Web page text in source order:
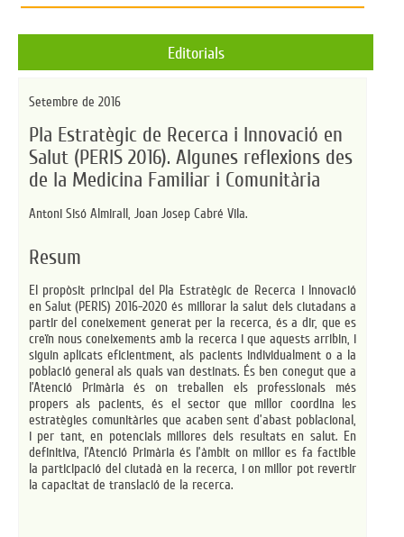
Editorials
Setembre de 2016
Pla Estratègic de Recerca i Innovació en
Salut (PERIS 2016). Algunes reflexions des
de la Medicina Familiar i Comunitària
Antoni Sisó Almirall, Joan Josep Cabré Vila.
Resum
El propòsit principal del Pla Estratègic de Recerca i Innovació
en Salut (PERIS) 2016-2020 és millorar la salut dels ciutadans a
partir del coneixement generat per la recerca, és a dir, que es
creïn nous coneixements amb la recerca i que aquests arribin, i
siguin aplicats eficientment, als pacients individualment o a la
població general als quals van destinats. És ben conegut que a
l’Atenció Primària és on treballen els professionals més
propers als pacients, és el sector que millor coordina les
estratègies comunitàries que acaben sent d’abast poblacional,
i per tant, en potencials millores dels resultats en salut. En
definitiva, l’Atenció Primària és l’àmbit on millor es fa factible
la participació del ciutadà en la recerca, i on millor pot revertir
la capacitat de translació de la recerca.